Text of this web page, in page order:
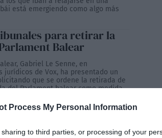
Process My Personal Information
to third parties, or processing of your
está emergiendo como algo más
para retirar la
Balear
Gabriel Le Senne, en
jurídicos de Vox, ha presentado un
que se ordene la retirada de
del Parlament balear como medida